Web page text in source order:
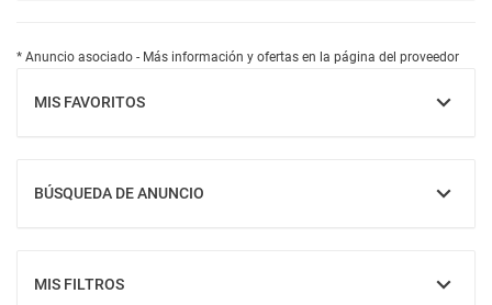
* Anuncio asociado - Más información y ofertas en la página del proveedor
MIS FAVORITOS
MOSTRAR
BÚSQUEDA DE ANUNCIO
MOSTRAR
MIS FILTROS
MOSTRAR